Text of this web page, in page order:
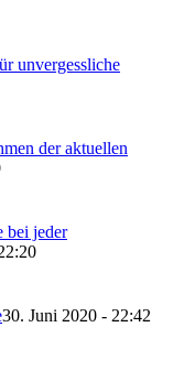
unvergessliche
der aktuellen
bei jeder
30. Juni 2020 - 22:42